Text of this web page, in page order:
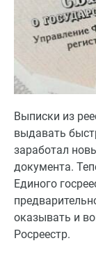
Выписки из
выдавать
заработал
документа.
Единого
оказывать и
Росреестр.